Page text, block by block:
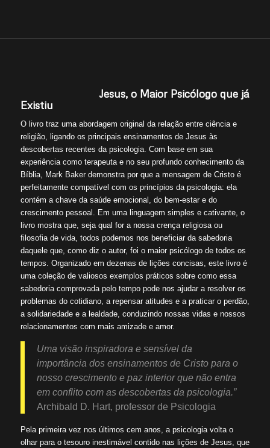
Jesus, o Maior Psicólogo que já
Existiu
O livro traz uma abordagem original da relação entre ciência e
religião, ligando os principais ensinamentos de Jesus às
descobertas recentes da psicologia. Com base em sua
experiência como terapeuta e no seu profundo conhecimento da
Bíblia, Mark Baker demonstra por que a mensagem de Cristo é
perfeitamente compatível com os princípios da psicologia: ela
contém a chave da saúde emocional, do bem-estar e do
crescimento pessoal. Em uma linguagem simples e cativante, o
livro mostra que, seja qual for a nossa crença religiosa ou
filosofia de vida, todos podemos nos beneficiar da sabedoria
daquele que, como diz o autor, foi o maior psicólogo de todos os
tempos. Organizado em dezenas de lições concisas, este livro é
uma coleção de valiosos exemplos práticos sobre como essa
sabedoria comprovada pelo tempo pode nos ajudar a resolver os
problemas do cotidiano, a repensar atitudes e a praticar o perdão,
a solidariedade e a lealdade, conduzindo nossas vidas e nossos
relacionamentos com mais amizade e amor.
Uma visão inspiradora e sensível da
importância dos ensinamentos de Cristo para o
nosso crescimento e paz interior que não entra
em conflito com as descobertas da psicologia.”
Archibald D. Hart, professor de Psicologia
Pela primeira vez nos últimos cem anos, a psicologia volta o
olhar para o tesouro inestimável contido nas lições de Jesus, que